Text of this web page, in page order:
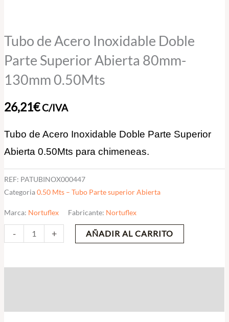
Tubo de Acero Inoxidable Doble
Parte Superior Abierta 80mm-
130mm 0.50Mts
26,21€C/IVA
Tubo de Acero Inoxidable Doble Parte Superior
Abierta 0.50Mts para chimeneas.
REF: PATUBINOX000447
Categoria0.50 Mts – Tubo Parte superior Abierta
Marca: Nortuflex Fabricante: Nortuflex
-
Inoxidable
Parte
Superior
80mm-
0.50Mts
cantidad
+ AÑADIR AL CARRITO